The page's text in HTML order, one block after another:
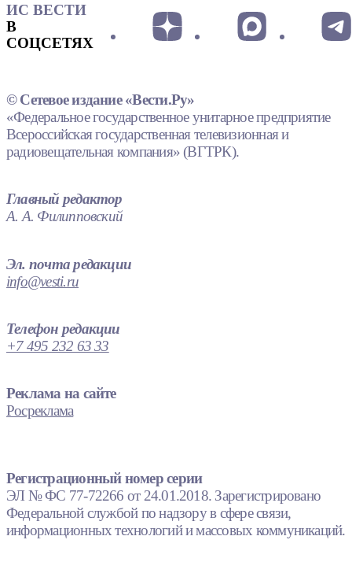
ИС ВЕСТИ
В
СОЦСЕТЯХ
© Сетевое издание «Вести.Ру»
«Федеральное государственное унитарное предприятие
Всероссийская государственная телевизионная и
радиовещательная компания» (ВГТРК).
Главный редактор
А. А. Филипповский
Эл. почта редакции
info@vesti.ru
Телефон редакции
+7 495 232 63 33
Реклама на сайте
Росреклама
Регистрационный номер серии
ЭЛ № ФС 77-72266 от 24.01.2018. Зарегистрировано
Федеральной службой по надзору в сфере связи,
информационных технологий и массовых коммуникаций.